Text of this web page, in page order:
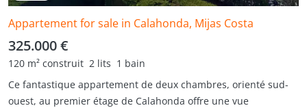
Appartement for sale in Calahonda, Mijas Costa
325.000 €
120 m² construit 2 lits 1 bain
Ce fantastique appartement de deux chambres, orienté sud-
ouest, au premier étage de Calahonda offre une vue